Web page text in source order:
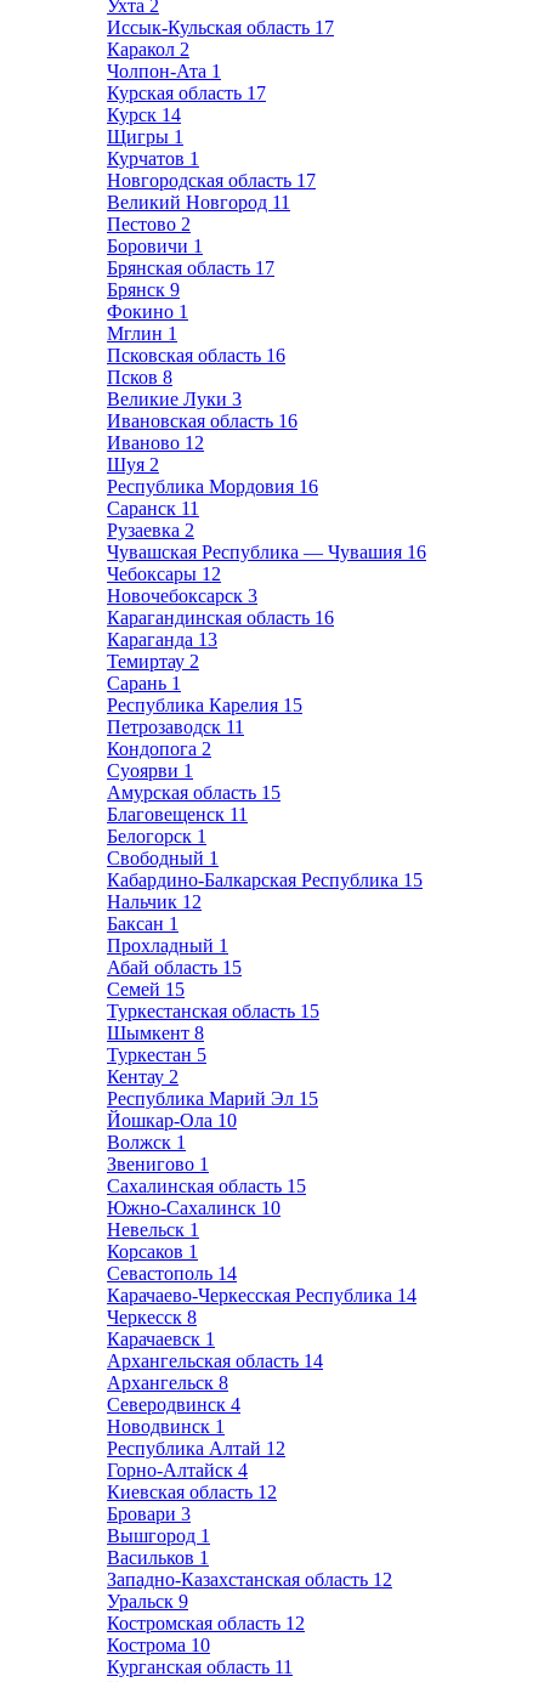
Ухта 2
Иссык-Кульская область 17
Каракол 2
Чолпон-Ата 1
Курская область 17
Курск 14
Щигры 1
Курчатов 1
Новгородская область 17
Великий Новгород 11
Пестово 2
Боровичи 1
Брянская область 17
Брянск 9
Фокино 1
Мглин 1
Псковская область 16
Псков 8
Великие Луки 3
Ивановская область 16
Иваново 12
Шуя 2
Республика Мордовия 16
Саранск 11
Рузаевка 2
Чувашская Республика — Чувашия 16
Чебоксары 12
Новочебоксарск 3
Карагандинская область 16
Караганда 13
Темиртау 2
Сарань 1
Республика Карелия 15
Петрозаводск 11
Кондопога 2
Суоярви 1
Амурская область 15
Благовещенск 11
Белогорск 1
Свободный 1
Кабардино-Балкарская Республика 15
Нальчик 12
Баксан 1
Прохладный 1
Абай область 15
Семей 15
Туркестанская область 15
Шымкент 8
Туркестан 5
Кентау 2
Республика Марий Эл 15
Йошкар-Ола 10
Волжск 1
Звенигово 1
Сахалинская область 15
Южно-Сахалинск 10
Невельск 1
Корсаков 1
Севастополь 14
Карачаево-Черкесская Республика 14
Черкесск 8
Карачаевск 1
Архангельская область 14
Архангельск 8
Северодвинск 4
Новодвинск 1
Республика Алтай 12
Горно-Алтайск 4
Киевская область 12
Бровари 3
Вышгород 1
Васильков 1
Западно-Казахстанская область 12
Уральск 9
Костромская область 12
Кострома 10
Курганская область 11